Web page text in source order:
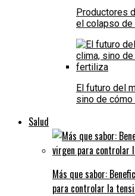
Productores
el colapso de
El futuro del
sino de
Salud
Más que sabor:
para controlar la